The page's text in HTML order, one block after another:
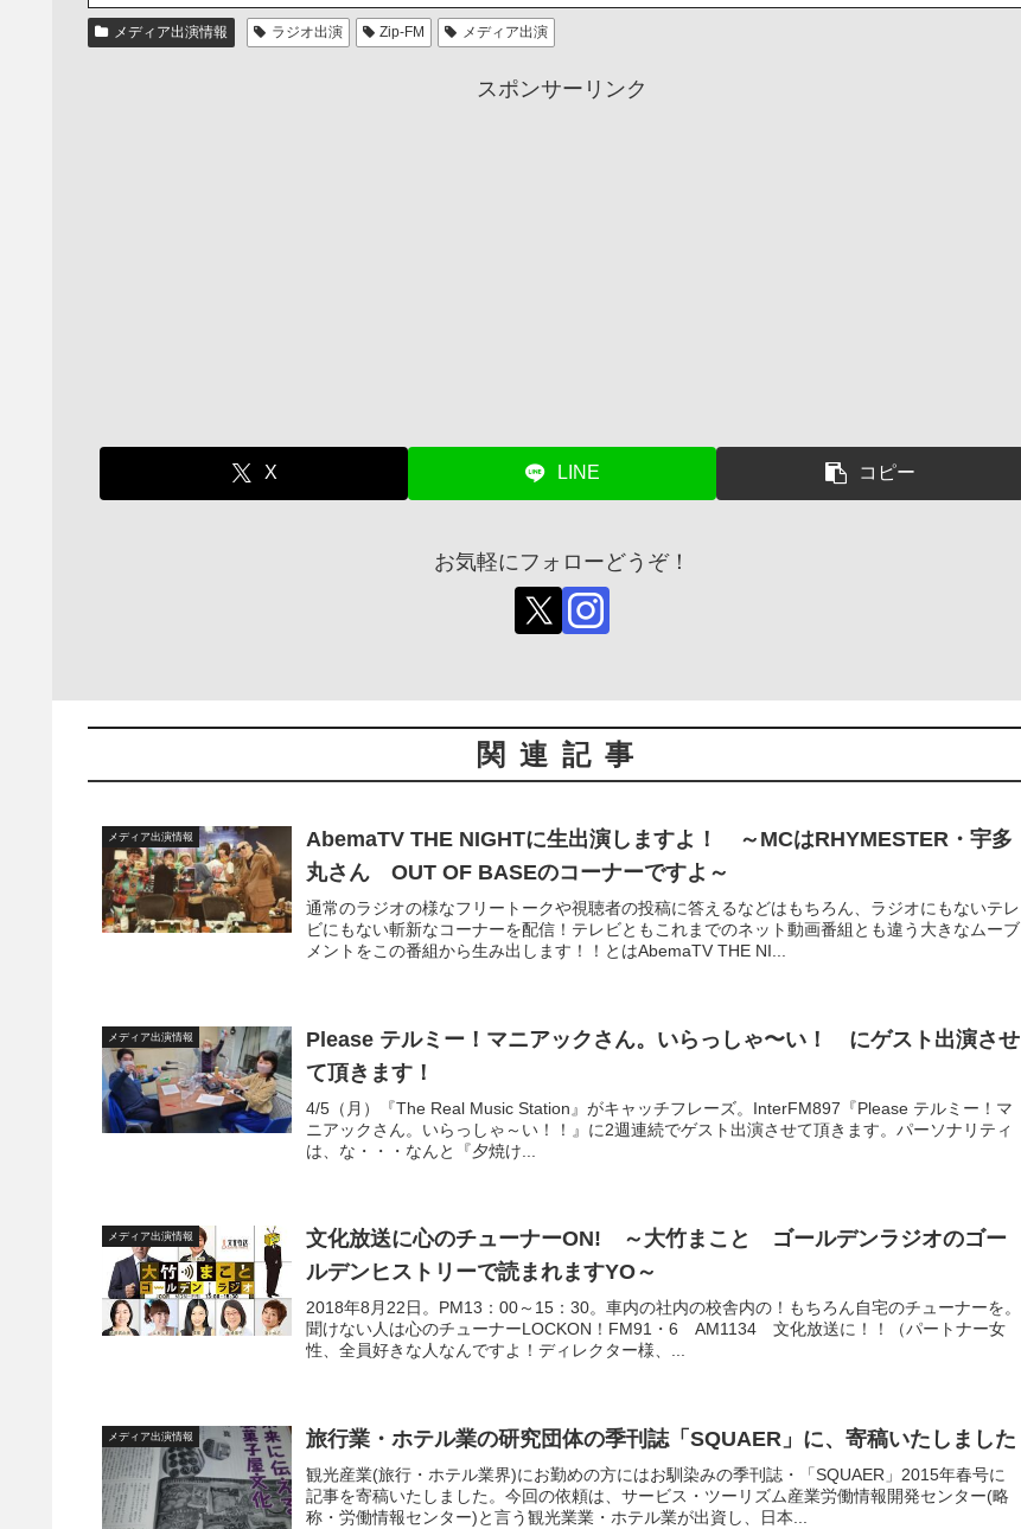
メディア出演情報 ラジオ出演 Zip-FM メディア出演
スポンサーリンク
X LINE コピー
お気軽にフォローどうぞ！
関連記事
メディア出演情報
AbemaTV THE NIGHTに生出演しますよ！ ～MCはRHYMESTER・宇多
丸さん OUT OF BASEのコーナーですよ～
通常のラジオの様なフリートークや視聴者の投稿に答えるなどはもちろん、ラジオにもないテレ
ビにもない斬新なコーナーを配信！テレビともこれまでのネット動画番組とも違う大きなムーブ
メントをこの番組から生み出します！！とはAbemaTV THE NI...
メディア出演情報
Please テルミー！マニアックさん。いらっしゃ〜い！ にゲスト出演させ
て頂きます！
4/5（月）『The Real Music Station』がキャッチフレーズ。InterFM897『Please テルミー！マ
ニアックさん。いらっしゃ～い！！』に2週連続でゲスト出演させて頂きます。パーソナリティ
は、な・・・なんと『夕焼け...
メディア出演情報
文化放送に心のチューナーON! ～大竹まこと ゴールデンラジオのゴー
ルデンヒストリーで読まれますYO～
2018年8月22日。PM13：00～15：30。車内の社内の校舎内の！もちろん自宅のチューナーを。
聞けない人は心のチューナーLOCKON！FM91・6 AM1134 文化放送に！！（パートナー女
性、全員好きな人なんですよ！ディレクター様、...
メディア出演情報 旅行業・ホテル業の研究団体の季刊誌「SQUAER」に、寄稿いたしました
観光産業(旅行・ホテル業界)にお勤めの方にはお馴染みの季刊誌・「SQUAER」2015年春号に
記事を寄稿いたしました。今回の依頼は、サービス・ツーリズム産業労働情報開発センター(略
称・労働情報センター)と言う観光業業・ホテル業が出資し、日本...